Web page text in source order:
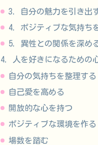
3. 自分の魅力を引き出
4. ポジティブな気持ち
5. 異性との関係を深め
4. 人を好きになるための
自分の気持ちを整理する
自己愛を高める
開放的な心を持つ
ポジティブな環境を作る
場数を踏む